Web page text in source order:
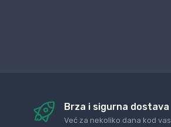
Brza i sigurna dostava
Već za nekoliko dana kod vas